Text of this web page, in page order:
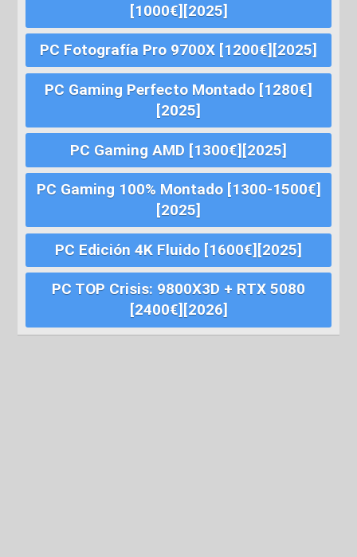
[1000€][2025]
PC Fotografía Pro 9700X [1200€][2025]
PC Gaming Perfecto Montado [1280€]
[2025]
PC Gaming AMD [1300€][2025]
PC Gaming 100% Montado [1300-1500€]
[2025]
PC Edición 4K Fluido [1600€][2025]
PC TOP Crisis: 9800X3D + RTX 5080
[2400€][2026]